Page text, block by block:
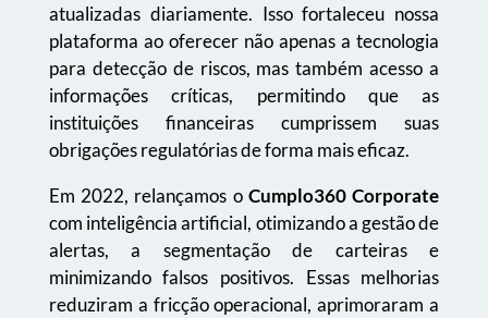
atualizadas diariamente. Isso fortaleceu nossa
plataforma ao oferecer não apenas a tecnologia
para detecção de riscos, mas também acesso a
informações críticas, permitindo que as
instituições financeiras cumprissem suas
obrigações regulatórias de forma mais eficaz.
Em 2022, relançamos o Cumplo360 Corporate
com inteligência artificial, otimizando a gestão de
alertas, a segmentação de carteiras e
minimizando falsos positivos. Essas melhorias
reduziram a fricção operacional, aprimoraram a